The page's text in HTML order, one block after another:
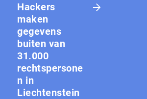
Hackers
maken
gegevens
buiten van
31.000
rechtspersone
n in
Liechtenstein